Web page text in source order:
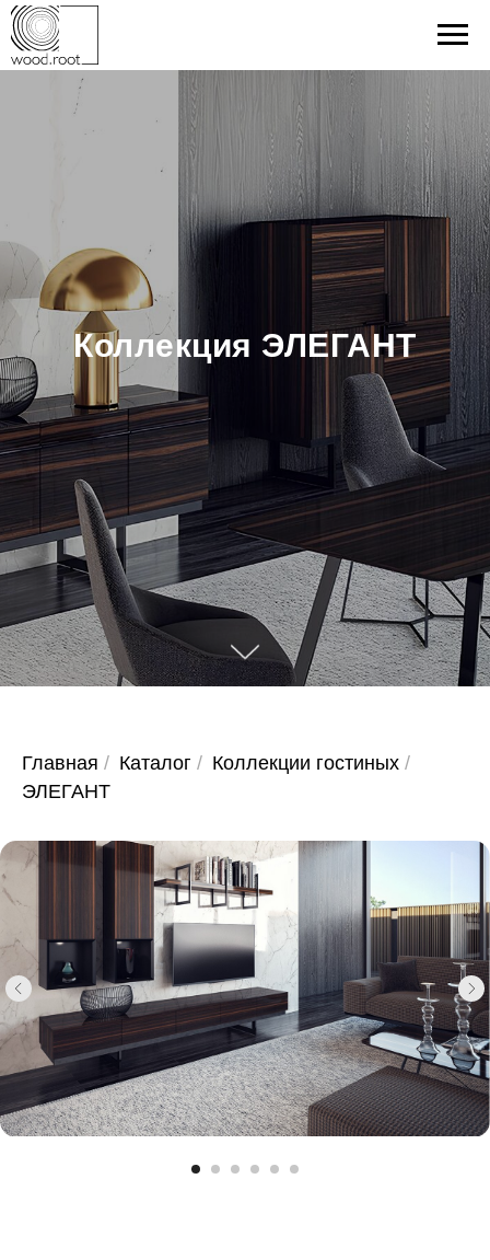
Коллекция ЭЛЕГАНТ
Главная / Каталог / Коллекции гостиных /
ЭЛЕГАНТ